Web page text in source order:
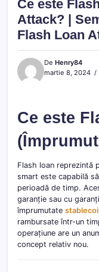
Ce este
Attack? |
Flash Loan
De Henry84
martie 8, 2024
Ce este
Flash loan reprezintă
smart este capabilă
perioadă de timp.
garanție sau cu
împrumutate
rambursate într-un
operațiune are un
concept relativ nou.